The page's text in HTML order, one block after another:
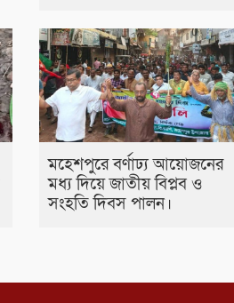
মহেশপুরে বর্ণাঢ্য আয়োজনের
মধ্য দিয়ে জাতীয় বিপ্লব ও
সংহতি দিবস পালন।